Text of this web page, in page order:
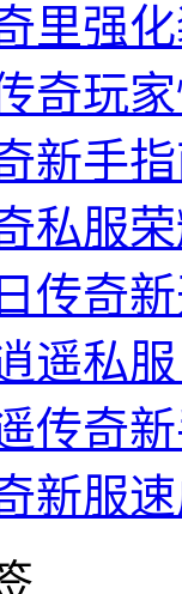
里强
奇玩
新手
私服
传奇
遥私
传奇
新服